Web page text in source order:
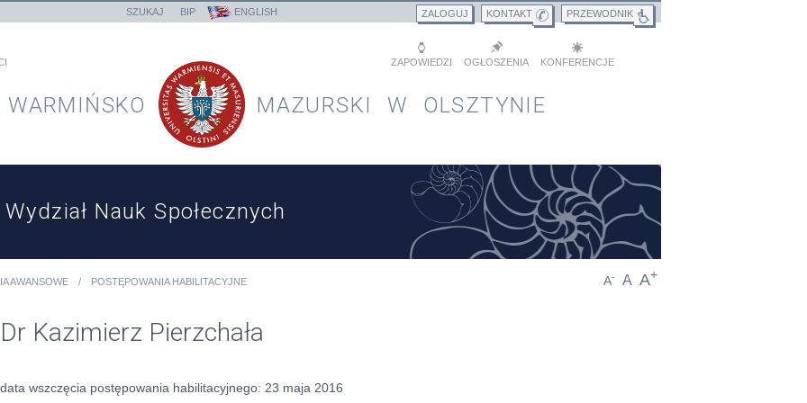
SZUKAJ BIP ENGLISH PRZEWODNIK
KONTAKT
ZALOGUJ
KONFERENCJE
OGŁOSZENIA
ZAPOWIEDZI
WARMIŃSKO MAZURSKI W OLSZTYNIE
Wydział Nauk Społecznych
A- A A+
AWANSOWE POSTĘPOWANIA HABILITACYJNE
Dr Kazimierz Pierzchała
data wszczęcia postępowania habilitacyjnego: 23 maja 2016